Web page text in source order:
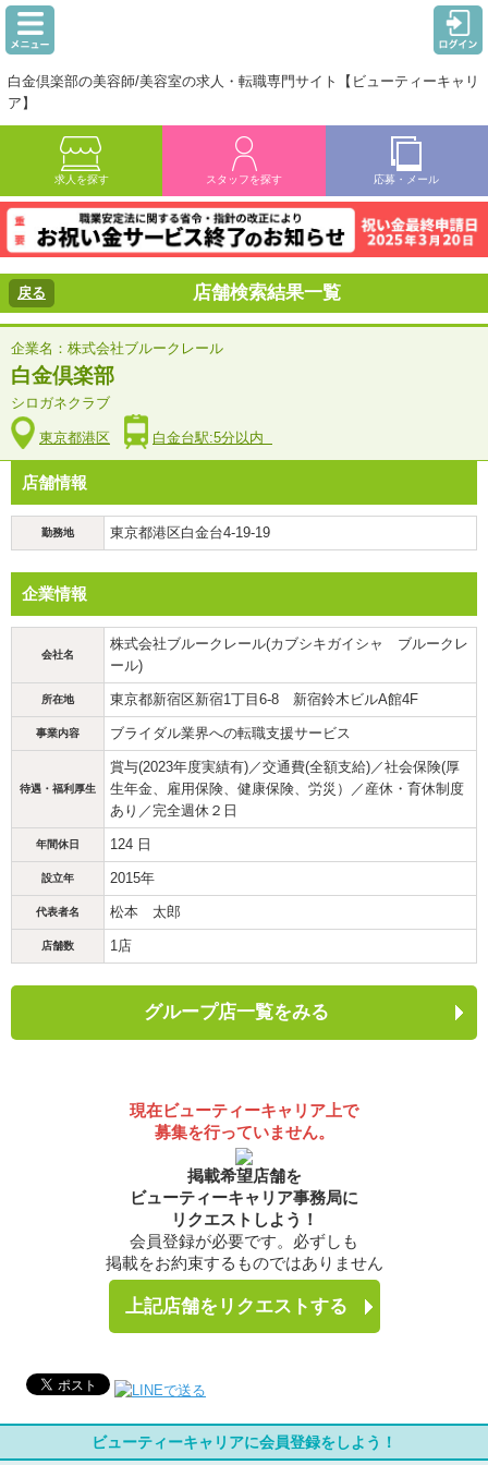
白金倶楽部の美容師/美容室の求人・転職専門サイト【ビューティーキャリ
ア】
求人を探す スタッフを探す 応募・メール
戻る 店舗検索結果一覧
企業名：株式会社ブルークレール
白金倶楽部
シロガネクラブ
東京都港区 白金台駅:5分以内
店舗情報
勤務地 東京都港区白金台4-19-19
企業情報
会社名
株式会社ブルークレール(カブシキガイシャ ブルークレ
ール)
所在地 東京都新宿区新宿1丁目6-8 新宿鈴木ビルA館4F
事業内容 ブライダル業界への転職支援サービス
待遇・福利厚生
賞与(2023年度実績有)／交通費(全額支給)／社会保険(厚
生年金、雇用保険、健康保険、労災）／産休・育休制度
あり／完全週休２日
年間休日 124 日
設立年 2015年
代表者名 松本 太郎
店舗数 1店
グループ店一覧をみる
現在ビューティーキャリア上で
募集を行っていません。
掲載希望店舗を
ビューティーキャリア事務局に
リクエストしよう！
会員登録が必要です。必ずしも
掲載をお約束するものではありません
上記店舗をリクエストする
ビューティーキャリアに会員登録をしよう！